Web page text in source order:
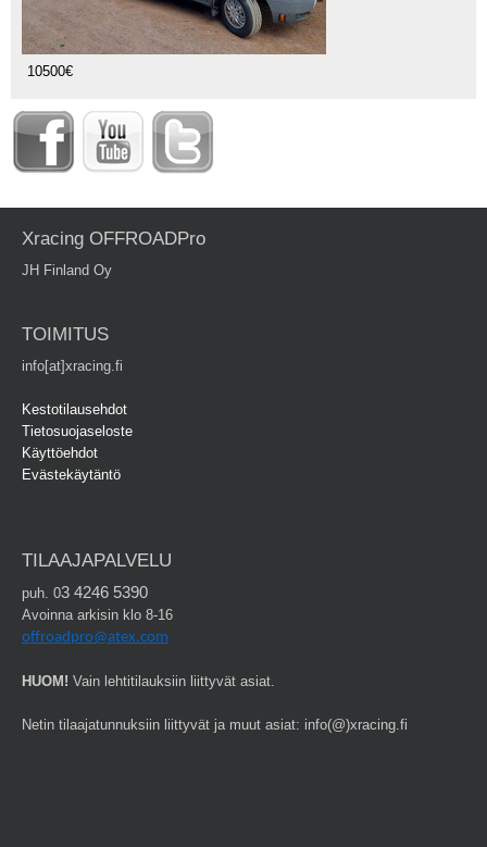
10500€
Xracing OFFROADPro
JH Finland Oy
TOIMITUS
info[at]xracing.fi
Kestotilausehdot
Tietosuojaseloste
Käyttöehdot
Evästekäytäntö
TILAAJAPALVELU
puh. 03 4246 5390
Avoinna arkisin klo 8-16
offroadpro@atex.com
HUOM! Vain lehtitilauksiin liittyvät asiat.
Netin tilaajatunnuksiin liittyvät ja muut asiat: info(@)xracing.fi